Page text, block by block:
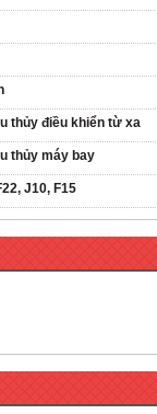
thủy điều khiển từ xa
thủy máy bay
J10, F15